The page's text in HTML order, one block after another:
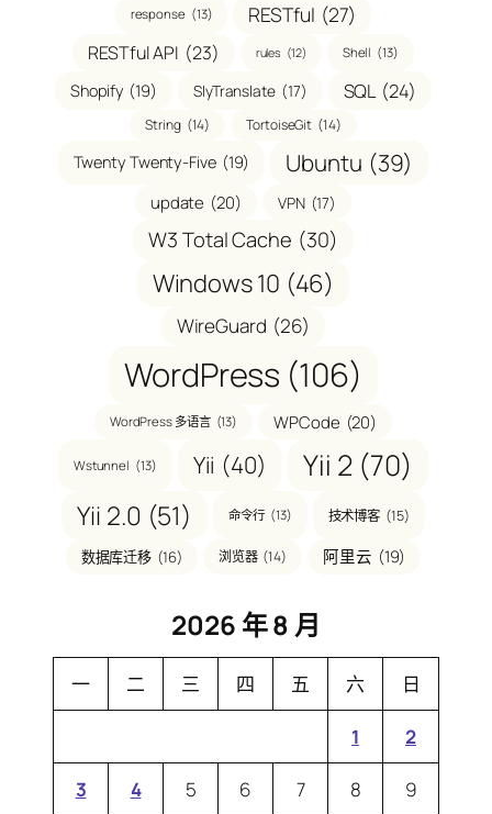
response (13) RESTful (27)
RESTful API (23) rules (12) Shell (13)
Shopify (19) SlyTranslate (17) SQL (24)
String (14) TortoiseGit (14)
Twenty Twenty-Five (19) Ubuntu (39)
update (20) VPN (17)
W3 Total Cache (30)
Windows 10 (46)
WireGuard (26)
WordPress (106)
WordPress 多语言 (13) WPCode (20)
Wstunnel (13) Yii (40) Yii 2 (70)
Yii 2.0 (51) 命令行 (13) 技术博客 (15)
数据库迁移 (16) 浏览器 (14) 阿里云 (19)
2026 年 8 月
一 二 三 四 五 六 日
1 2
3 4 5 6 7 8 9